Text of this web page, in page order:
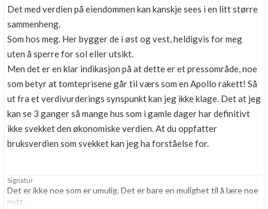
Kundeservice
Få svar på det du lurer på
Kom i gang med Boligmappa
Se din bolig? Klikk her
Boligmappa+
Få mer ut av Boligmappa
Det med verdien på eiendommen kan kanskje sees i en litt større
sammenheng.
Som hos meg. Her bygger de i øst og vest, heldigvis for meg
uten å sperre for sol eller utsikt.
Men det er en klar indikasjon på at dette er et pressområde, noe
som betyr at tomteprisene går til værs som en Apollo rakett! Så
ut fra et verdivurderings synspunkt kan jeg ikke klage. Det at jeg
kan se 3 ganger så mange hus som i gamle dager har definitivt
ikke svekket den økonomiske verdien. At du oppfatter
bruksverdien som svekket kan jeg ha forståelse for.
Signatur
Det er ikke noe som er umulig. Det er bare en mulighet til å lære noe
nytt.